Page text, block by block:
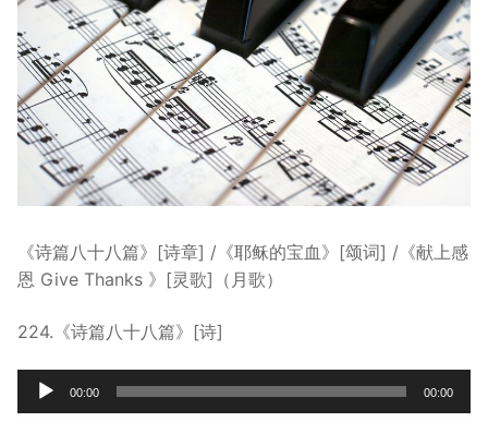
主日讲道
圣经导读新唱
属灵书籍
聚会信息
音乐事工
宣教事工
神学研究
关于我们
《诗篇八十八篇》[诗章] /《耶稣的宝血》[颂词] /《献上感
恩 Give Thanks 》[灵歌]（月歌）
224.《诗篇八十八篇》[诗]
Audio
Player
00:00 00:00